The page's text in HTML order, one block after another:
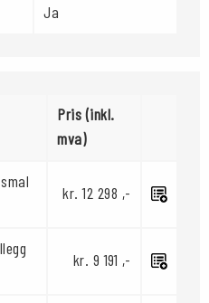
Ja
Pris (inkl.
mva)
kr. 12 298 ,-
kr. 9 191 ,-